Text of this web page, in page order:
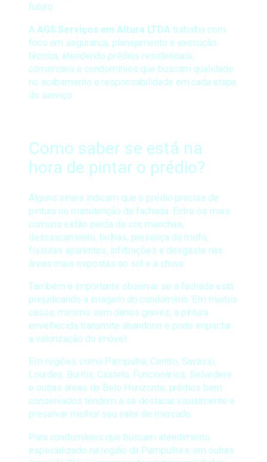
futuro.
A AGS Serviços em Altura LTDA trabalha com
foco em segurança, planejamento e execução
técnica, atendendo prédios residenciais,
comerciais e condomínios que buscam qualidade
no acabamento e responsabilidade em cada etapa
do serviço.
Como saber se está na
hora de pintar o prédio?
Alguns sinais indicam que o prédio precisa de
pintura ou manutenção de fachada. Entre os mais
comuns estão perda de cor, manchas,
descascamento, bolhas, presença de mofo,
fissuras aparentes, infiltrações e desgaste nas
áreas mais expostas ao sol e à chuva.
Também é importante observar se a fachada está
prejudicando a imagem do condomínio. Em muitos
casos, mesmo sem danos graves, a pintura
envelhecida transmite abandono e pode impactar
a valorização do imóvel.
Em regiões como Pampulha, Centro, Savassi,
Lourdes, Buritis, Castelo, Funcionários, Belvedere
e outras áreas de Belo Horizonte, prédios bem
conservados tendem a se destacar visualmente e
preservar melhor seu valor de mercado.
Para condomínios que buscam atendimento
especializado na região da Pampulha e em outras